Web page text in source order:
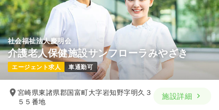
気になる 詳細を見る
日勤のみ（パート） 一時募集休止
給与 時給1,100〜1,200円
時間 8:30～17:30
日祝休み
時給1,200円以上可
社会福祉法人慶明会
介護老人保健施設サンフローラみやざき
エージェント求人 車通勤可
宮崎県東諸県郡国富町大字岩知野字明久３
５５番地
施設詳細